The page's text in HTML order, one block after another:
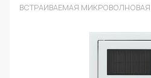
ВСТРАИВАЕМАЯ